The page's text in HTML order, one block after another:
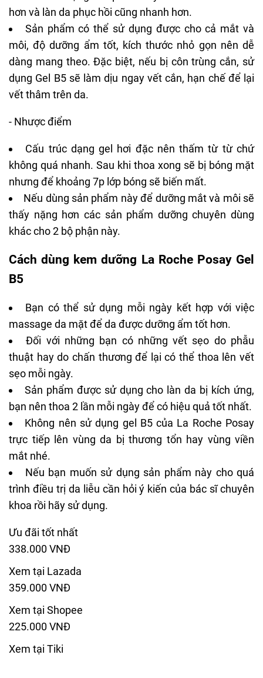
hơn và làn da phục hồi cũng nhanh hơn.
Sản phẩm có thể sử dụng được cho cả mắt và
môi, độ dưỡng ẩm tốt, kích thước nhỏ gọn nên dễ
dàng mang theo. Đặc biệt, nếu bị côn trùng cắn, sử
dụng Gel B5 sẽ làm dịu ngay vết cắn, hạn chế để lại
vết thâm trên da.
- Nhược điểm
Cấu trúc dạng gel hơi đặc nên thấm từ từ chứ
không quá nhanh. Sau khi thoa xong sẽ bị bóng mặt
nhưng để khoảng 7p lớp bóng sẽ biến mất.
Nếu dùng sản phẩm này để dưỡng mắt và môi sẽ
thấy nặng hơn các sản phẩm dưỡng chuyên dùng
khác cho 2 bộ phận này.
Cách dùng kem dưỡng La Roche Posay Gel
B5
Bạn có thể sử dụng mỗi ngày kết hợp với việc
massage da mặt để da được dưỡng ẩm tốt hơn.
Đối với những bạn có những vết sẹo do phẫu
thuật hay do chấn thương để lại có thể thoa lên vết
sẹo mỗi ngày.
Sản phẩm được sử dụng cho làn da bị kích ứng,
bạn nên thoa 2 lần mỗi ngày để có hiệu quả tốt nhất.
Không nên sử dụng gel B5 của La Roche Posay
trực tiếp lên vùng da bị thương tổn hay vùng viền
mắt nhé.
Nếu bạn muốn sử dụng sản phẩm này cho quá
trình điều trị da liễu cần hỏi ý kiến của bác sĩ chuyên
khoa rồi hãy sử dụng.
Ưu đãi tốt nhất
338.000 VNĐ
Xem tại Lazada
359.000 VNĐ
Xem tại Shopee
225.000 VNĐ
Xem tại Tiki